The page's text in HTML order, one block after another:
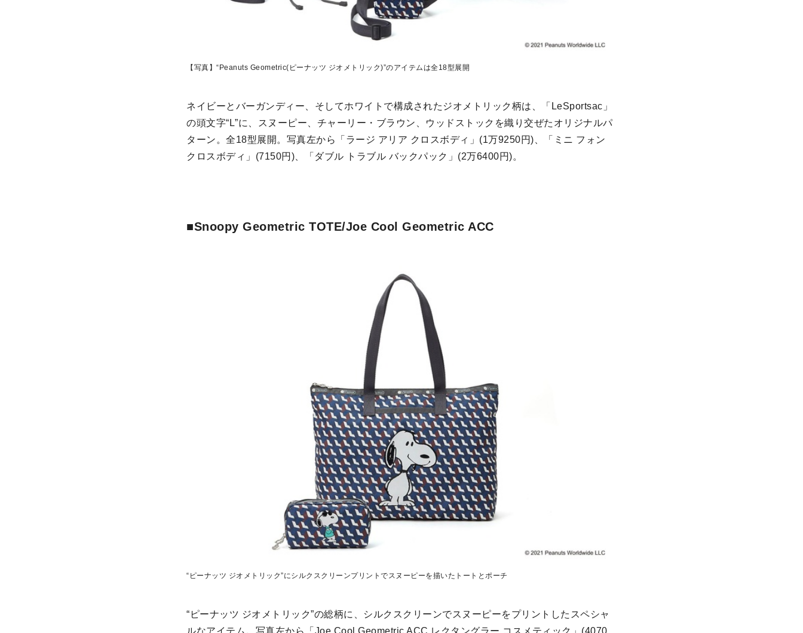
【写真】“Peanuts Geometric(ピーナッツ ジオメトリック)”のアイテムは全18型展開
ネイビーとバーガンディー、そしてホワイトで構成されたジオメトリック柄は、「LeSportsac」
の頭文字“L”に、スヌーピー、チャーリー・ブラウン、ウッドストックを織り交ぜたオリジナルパ
ターン。全18型展開。写真左から「ラージ アリア クロスボディ」(1万9250円)、「ミニ フォン
クロスボディ」(7150円)、「ダブル トラブル バックパック」(2万6400円)。
■Snoopy Geometric TOTE/Joe Cool Geometric ACC
“ピーナッツ ジオメトリック”にシルクスクリーンプリントでスヌーピーを描いたトートとポーチ
“ピーナッツ ジオメトリック”の総柄に、シルクスクリーンでスヌーピーをプリントしたスペシャ
ルなアイテム。写真左から「Joe Cool Geometric ACC レクタングラー コスメティック」(4070